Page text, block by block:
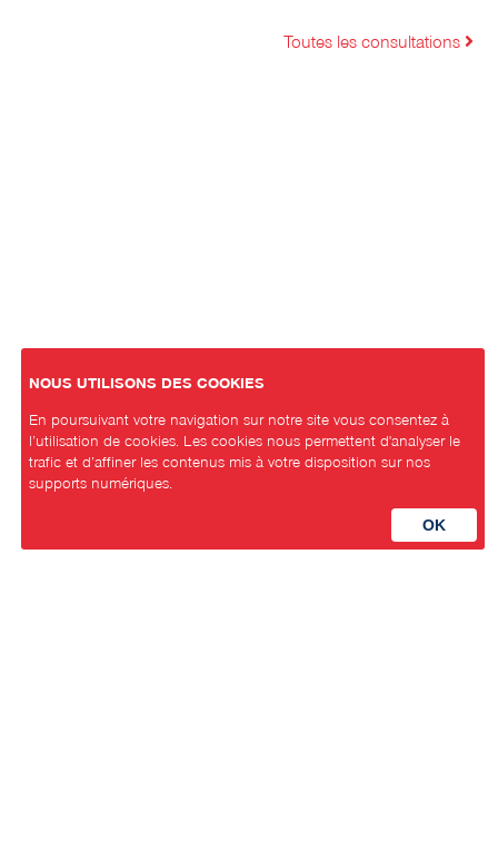
Toutes les consultations
NOUS UTILISONS DES COOKIES
En poursuivant votre navigation sur notre site vous consentez à
l’utilisation de cookies. Les cookies nous permettent d'analyser le
trafic et d’affiner les contenus mis à votre disposition sur nos
supports numériques.